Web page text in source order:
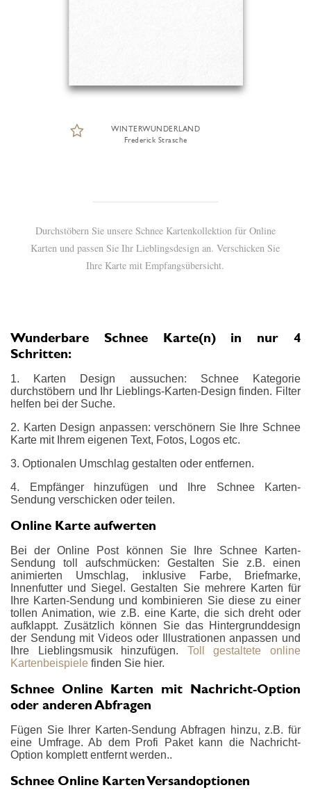
WINTERWUNDERLAND
Frederick Strasche
Durchstöbern Sie unsere Schnee Kartenkollektion für Online
Karten und passen Sie Ihr Lieblingsdesign an. Verschicken Sie
Ihre Karte mit Empfangsübersicht.
Wunderbare Schnee Karte(n) in nur 4
Schritten:
1. Karten Design aussuchen: Schnee Kategorie
durchstöbern und Ihr Lieblings-Karten-Design finden. Filter
helfen bei der Suche.
2. Karten Design anpassen: verschönern Sie Ihre Schnee
Karte mit Ihrem eigenen Text, Fotos, Logos etc.
3. Optionalen Umschlag gestalten oder entfernen.
4. Empfänger hinzufügen und Ihre Schnee Karten-
Sendung verschicken oder teilen.
Online Karte aufwerten
Bei der Online Post können Sie Ihre Schnee Karten-
Sendung toll aufschmücken: Gestalten Sie z.B. einen
animierten Umschlag, inklusive Farbe, Briefmarke,
Innenfutter und Siegel. Gestalten Sie mehrere Karten für
Ihre Karten-Sendung und kombinieren Sie diese zu einer
tollen Animation, wie z.B. eine Karte, die sich dreht oder
aufklappt. Zusätzlich können Sie das Hintergrunddesign
der Sendung mit Videos oder Illustrationen anpassen und
Ihre Lieblingsmusik hinzufügen. Toll gestaltete online
Kartenbeispiele finden Sie hier.
Schnee Online Karten mit Nachricht-Option
oder anderen Abfragen
Fügen Sie Ihrer Karten-Sendung Abfragen hinzu, z.B. für
eine Umfrage. Ab dem Profi Paket kann die Nachricht-
Option komplett entfernt werden..
Schnee Online Karten Versandoptionen